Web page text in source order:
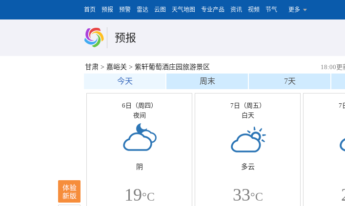
首页 预报 预警 雷达 云图 天气地图 专业产品 资讯 视频 节气 更多
预报
甘肃 > 嘉峪关 > 紫轩葡萄酒庄园旅游景区 18:00更
今天 周末 7天
6日（周四）
夜间
阴
19°C
7日（周五）
白天
多云
33°C
7